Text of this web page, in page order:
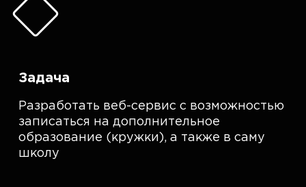
Задача
Разработать веб-сервис с возможностью
записаться на дополнительное
образование (кружки), а также в саму
школу